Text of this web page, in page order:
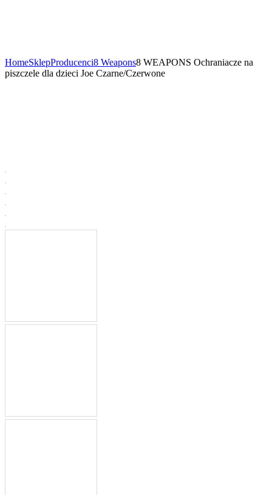
HomeSklepProducenci8 Weapons8 WEAPONS Ochraniacze na
piszczele dla dzieci Joe Czarne/Czerwone